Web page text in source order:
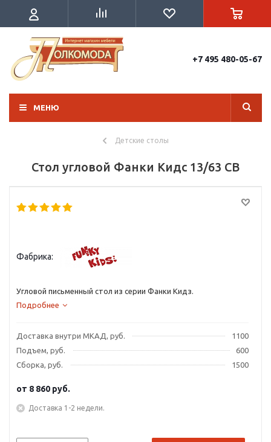
+7 495 480-05-67
МЕНЮ
Детские столы
Стол угловой Фанки Кидс 13/63 СВ
Фабрика:
Угловой письменный стол из серии Фанки Кидз.
Подробнее
Доставка внутри МКАД, руб.
1100
Подъем, руб.
600
Сборка, руб.
1500
от 8 860 руб.
Доставка 1-2 недели.